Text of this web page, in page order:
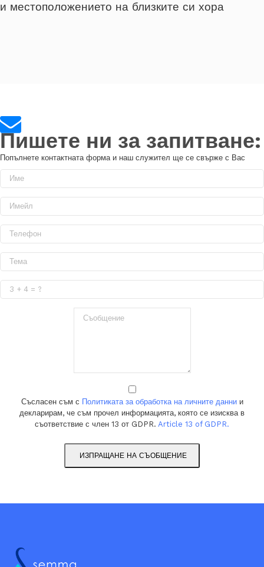
и местоположението на близките си хора
Пишете ни за запитване:
Попълнете контактната форма и наш служител ще се свърже с Вас
Съсласен съм с Политиката за обработка на личните даннии
декларирам, че съм прочел информацията, която се изисква в
съответствие с член 13 от GDPR. Article 13 of GDPR.
ИЗПРАЩАНЕ НА СЪОБЩЕНИЕ